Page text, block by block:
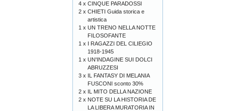
4 x CINQUE PARADOSSI
2 x CHIETI Guida storica e
artistica
1 x UN TRENO NELLA NOTTE
FILOSOFANTE
1 x I RAGAZZI DEL CILIEGIO
1918-1945
1 x UN'INDAGINE SUI DOLCI
ABRUZZESI
3 x IL FANTASY DI MELANIA
FUSCONI sconto 30%
2 x IL MITO DELLA NAZIONE
2 x NOTE SU LA HISTORIA DE
LA LIBERA MURATORIA IN